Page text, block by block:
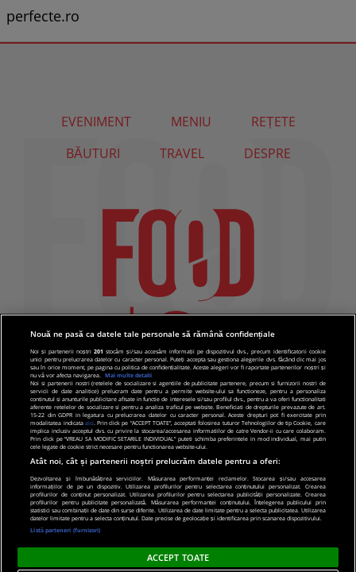
perfecte.ro
EVENIMENT MENIU
REȚETE
BĂUTURI
TRAVEL DESPRE
© 2019 PRO TV S.R.L |Politica de Cookie|Politica
de confidentialitate
Nouă ne pasă ca datele tale personale să rămână confidențiale
Noi și partenerii noștri201 stocăm și/sau accesăm informații pe dispozitivul dvs., precum identificatorii cookie
unici pentru prelucrarea datelor cu caracter personal. Puteți accepta sau gestiona alegerile dvs. făcând clic mai jos
sau în orice moment, pe pagina cu politica de confidențialitate. Aceste alegeri vor fi raportate partenerilor noștri și
nu vă vor afecta navigarea.
Mai multe detalii
Noi si partenerii nostri (retelele de socializare si agentiile de publicitate partenere, precum si furnizorii nostri de
servicii de date analitice) prelucram date pentru a permite website-ului sa functioneze, pentru a personaliza
continutul si anunturile publicitare afisate in functie de interesele si/sau profilul dvs., pentru a va oferi functionalitati
aferente retelelor de socializare si pentru a analiza traficul pe website. Beneficiati de drepturile prevazute de art.
15-22 din GDPR in legatura cu prelucrarea datelor cu caracter personal. Aceste drepturi pot fi exercitate prin
modalitatea indicata aici. Prin click pe “ACCEPT TOATE”, acceptati folosirea tuturor Tehnologiilor de tip Cookie, care
implica inclusiv acceptul dvs. cu privire la stocarea/accesarea informatiilor de catre Vendor-ii cu care colaboram.
Prin click pe “VREAU SA MODIFIC SETARILE INDIVIDUAL” puteti schimba preferintele in mod individual, mai putin
cele legate de cookie strict necesare pentru functionarea website-ului.
Atât noi, cât și partenerii noștri prelucrăm datele pentru a oferi:
Dezvoltarea și îmbunătățirea serviciilor. Măsurarea performanței reclamelor. Stocarea și/sau accesarea
informațiilor de pe un dispozitiv. Utilizarea profilurilor pentru selectarea conținutului personalizat. Crearea
profilurilor de conținut personalizat. Utilizarea profilurilor pentru selectarea publicității personalizate. Crearea
profilurilor pentru publicitate personalizată. Măsurarea performanței conținutului. Înțelegerea publicului prin
statistici sau combinații de date din surse diferite. Utilizarea de date limitate pentru a selecta publicitatea. Utilizarea
datelor limitate pentru a selecta conținutul. Date precise de geolocație și identificarea prin scanarea dispozitivului.
Listă parteneri (furnizori)
ACCEPT TOATE